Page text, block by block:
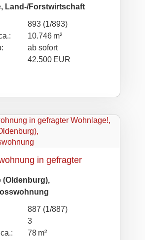
Land-/Forstwirtschaft
893 (1/893)
10.746 m²
ab sofort
42.500 EUR
in gefragter
(Oldenburg),
887 (1/887)
3
78 m²